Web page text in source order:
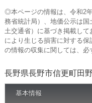
◎本ページの情報は、令和2
務省統計局）、地価公示は
土交通省）に基づき掲載し
により生じる損害に対する
の情報の収集に関しては、必
長野県長野市信更町田
基本情報